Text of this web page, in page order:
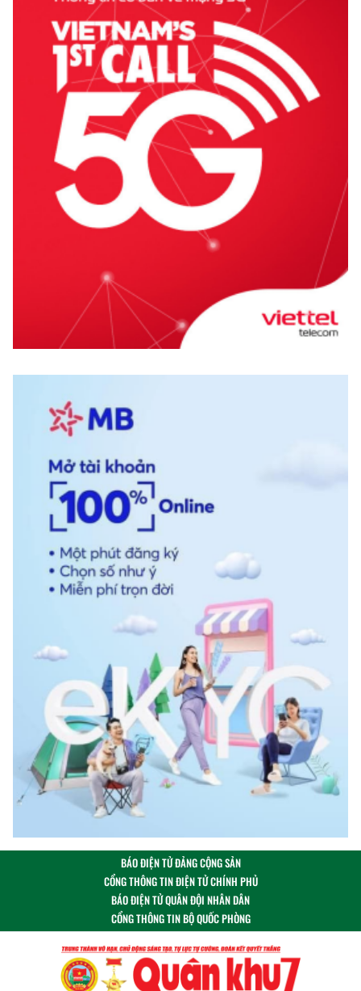
BÁO ĐIỆN TỬ ĐẢNG CỘNG SẢN
CỔNG THÔNG TIN ĐIỆN TỬ CHÍNH PHỦ
BÁO ĐIỆN TỬ QUÂN ĐỘI NHÂN DÂN
CỔNG THÔNG TIN BỘ QUỐC PHÒNG